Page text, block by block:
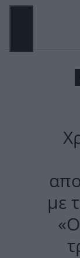
Μετάβαση
με